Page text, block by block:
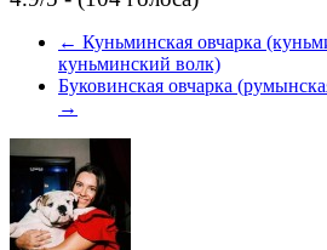
← Куньминская овчарка
куньминский волк)
Буковинская овчарка
→